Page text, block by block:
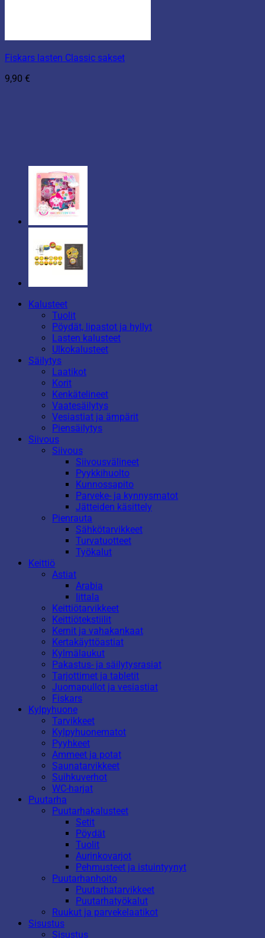
Fiskars lasten Classic sakset
9,90 €
Kalusteet
Tuolit
Pöydät, lipastot ja hyllyt
Lasten kalusteet
Ulkokalusteet
Säilytys
Laatikot
Korit
Kenkätelineet
Vaatesäilytys
Vesiastiat ja ämpärit
Piensäilytys
Siivous
Siivous
Siivousvälineet
Pyykkihuolto
Kunnossapito
Parveke- ja kynnysmatot
Jätteiden käsittely
Pienrauta
Sähkötarvikkeet
Turvatuotteet
Työkalut
Keittiö
Astiat
Arabia
Iittala
Keittiötarvikkeet
Keittiötekstiilit
Kernit ja vahakankaat
Kertakäyttöastiat
Kylmälaukut
Pakastus- ja säilytysrasiat
Tarjottimet ja tabletit
Juomapullot ja vesiastiat
Fiskars
Kylpyhuone
Tarvikkeet
Kylpyhuonematot
Pyyhkeet
Ammeet ja potat
Saunatarvikkeet
Suihkuverhot
WC-harjat
Puutarha
Puutarhakalusteet
Setit
Pöydät
Tuolit
Aurinkovarjot
Pehmusteet ja istuintyynyt
Puutarhanhoito
Puutarhatarvikkeet
Puutarhatyökalut
Ruukut ja parvekelaatikot
Sisustus
Sisustus